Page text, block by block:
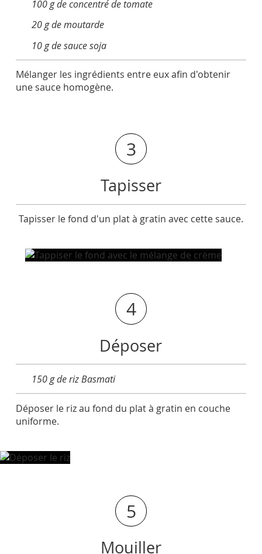
100 g de concentré de tomate
20 g de moutarde
10 g de sauce soja
Mélanger les ingrédients entre eux afin d'obtenir
une sauce homogène.
3
Tapisser
Tapisser le fond d'un plat à gratin avec cette sauce.
4
Déposer
150 g de riz Basmati
Déposer le riz au fond du plat à gratin en couche
uniforme.
5
Mouiller